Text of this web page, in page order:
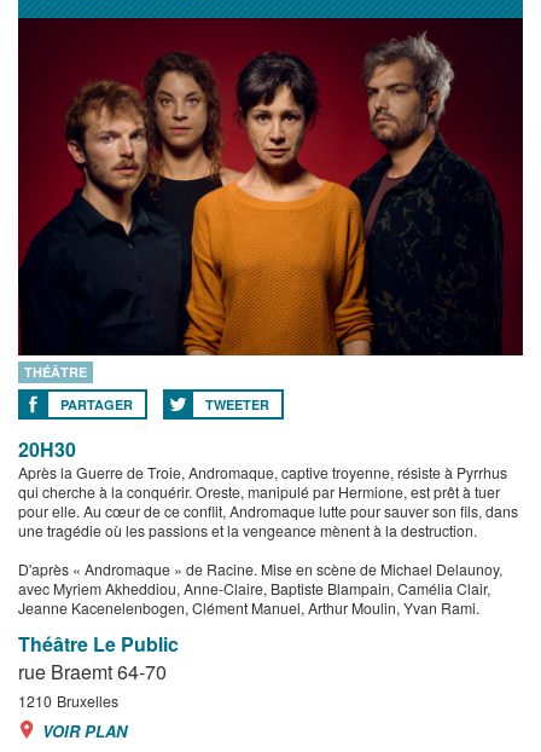
THÉÂTRE
PARTAGER
TWEETER
20H30
Après la Guerre de Troie, Andromaque, captive troyenne, résiste à Pyrrhus
qui cherche à la conquérir. Oreste, manipulé par Hermione, est prêt à tuer
pour elle. Au cœur de ce conflit, Andromaque lutte pour sauver son fils, dans
une tragédie où les passions et la vengeance mènent à la destruction.
D'après « Andromaque » de Racine. Mise en scène de Michael Delaunoy,
avec Myriem Akheddiou, Anne-Claire, Baptiste Blampain, Camélia Clair,
Jeanne Kacenelenbogen, Clément Manuel, Arthur Moulin, Yvan Rami.
Théâtre Le Public
rue Braemt 64-70
1210 Bruxelles
VOIR PLAN